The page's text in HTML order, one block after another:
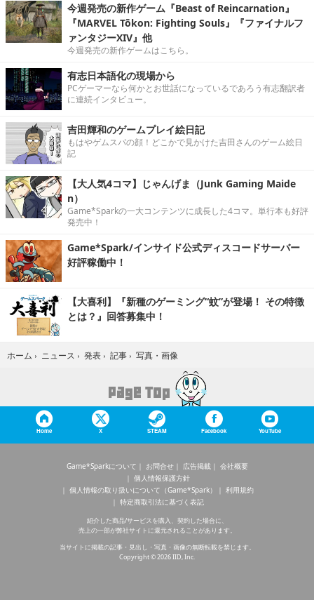
今週発売の新作ゲーム『Beast of Reincarnation』
『MARVEL Tōkon: Fighting Souls』『ファイナルフ
ァンタジーXIV』他
今週発売の新作ゲームはこちら。
有志日本語化の現場から
PCゲーマーなら何かとお世話になっているであろう有志翻訳者
に連続インタビュー。
吉田輝和のゲームプレイ絵日記
もはやゲムスパの顔！どこかで見かけた吉田さんのゲーム絵日
記
【大人気4コマ】じゃんげま（Junk Gaming Maide
n）
Game*Sparkの一大コンテンツに成長した4コマ。単行本も好評
発売中！
Game*Spark/インサイド公式ディスコードサーバー
好評稼働中！
【大喜利】『新種のゲーミング“蚊”が登場！ その特徴
とは？』回答募集中！
ホーム › ニュース › 発表 › 記事 › 写真・画像
Home X STEAM Facebook YouTube
Game*Sparkについて お問合せ 広告掲載
会社概要
個人情報保護方針
個人情報の取り扱いについて（Game*Spark）
利用規約
特定商取引法に基づく表記
紹介した商品/サービスを購入、契約した場合に、
売上の一部が弊社サイトに還元されることがあります。
当サイトに掲載の記事・見出し・写真・画像の無断転載を禁じます。
Copyright © 2026 IID, Inc.